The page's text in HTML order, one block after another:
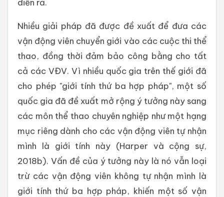
diễn ra.
Nhiều giải pháp đã được đề xuất để đưa các
vận động viên chuyển giới vào các cuộc thi thể
thao, đồng thời đảm bảo công bằng cho tất
cả các VĐV. Vì nhiều quốc gia trên thế giới đã
cho phép "giới tính thứ ba hợp pháp", một số
quốc gia đã đề xuất mở rộng ý tưởng này sang
các môn thể thao chuyên nghiệp như một hạng
mục riêng dành cho các vận động viên tự nhận
mình là giới tính này (Harper và cộng sự,
2018b). Vấn đề của ý tưởng này là nó vẫn loại
trừ các vận động viên không tự nhận mình là
giới tính thứ ba hợp pháp, khiến một số vận